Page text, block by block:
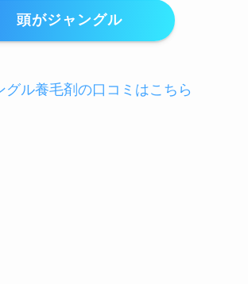
頭がジャングル
グル養毛剤の口コミはこちら